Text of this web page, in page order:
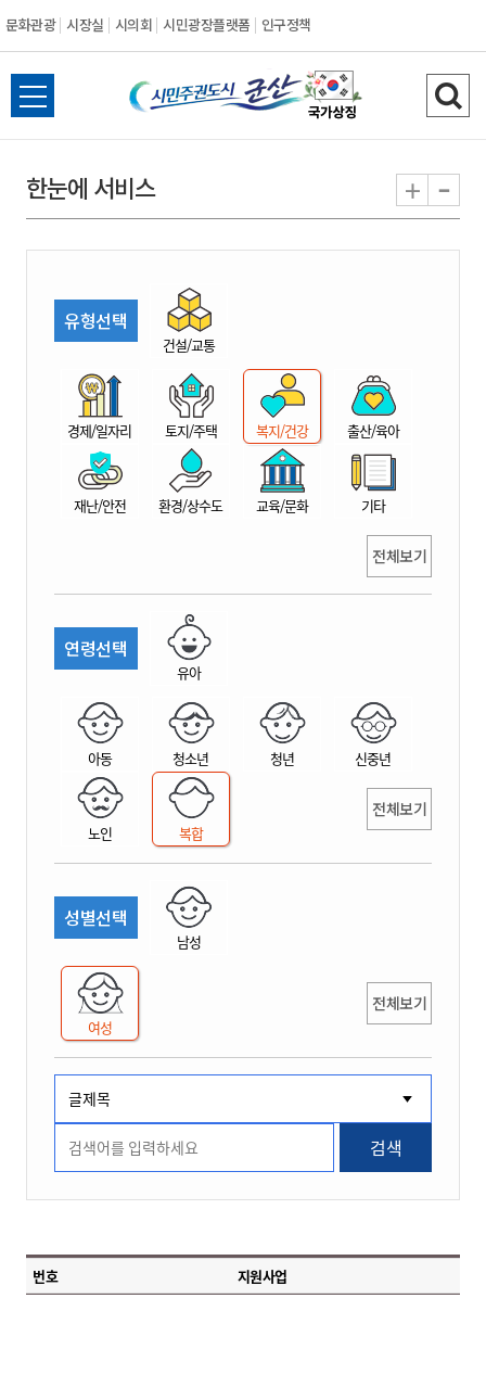
문화관광 시장실 시의회 시민광장플랫폼 인구정책
시
민
권
시
산
전
체
뉴
열
검
색
기
한눈에 서비스 + -
유형선택
건설/교통
경제/일자리 토지/주택 복지/건강 출산/육아
재난/안전 환경/상수도 교육/문화 기타
전체보기
연령선택
유아
아동 청소년 청년 신중년
노인 복합
전체보기
성별선택
남성
여성
전체보기
검색
번호 지원사업